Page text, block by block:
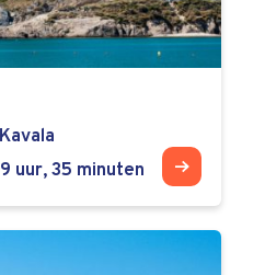
Kavala
9 uur, 35 minuten